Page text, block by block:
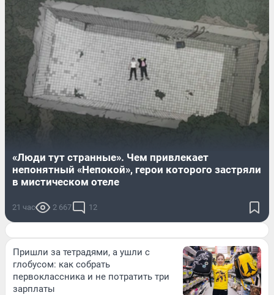
«Люди тут странные». Чем привлекает
непонятный «Непокой», герои которого застряли
в мистическом отеле
21 час 2 667 12
Пришли за тетрадями, а ушли с
глобусом: как собрать
первоклассника и не потратить три
зарплаты